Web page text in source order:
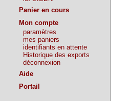
Panier en cours
Mon compte
paramètres
mes paniers
identifiants en attente
Historique des exports
déconnexion
Aide
Portail